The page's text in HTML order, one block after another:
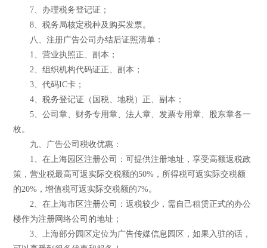
7、办理税务登记证；
8、税务局核定税种及购买发票。
八、注册广告公司办结后证照清单：
1、营业执照正、副本；
2、组织机构代码证正、副本；
3、代码IC卡；
4、税务登记证（国税、地税）正、副本；
5、公司章、财务专用章、法人章、发票专用章、股东章各一
枚。
九、广告公司税收优惠：
1、在上海园区注册公司：可提供注册地址，享受高额返税政
策，营业税最高可返实际交税额的50%，所得税可返实际交税额
的20%，增值税可返实际交税额的7%。
2、在上海市区注册公司：返税较少，需自己租赁正式的办公
楼作为注册网络公司的地址；
3、上海部分园区定位为广告传媒信息园区，如果入驻的话，